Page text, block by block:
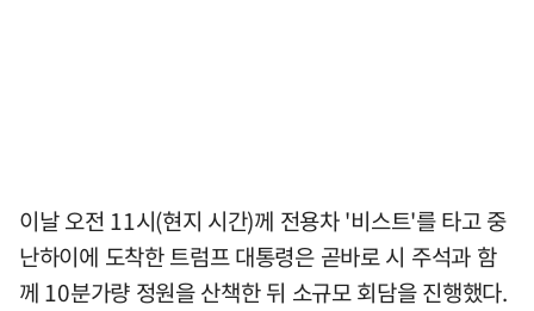
이날 오전 11시(현지 시간)께 전용차 '비스트'를 타고 중
난하이에 도착한 트럼프 대통령은 곧바로 시 주석과 함
께 10분가량 정원을 산책한 뒤 소규모 회담을 진행했다.